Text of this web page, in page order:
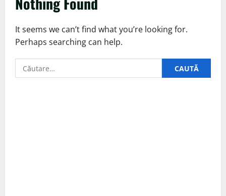
It seems we can’t find what you’re looking for.
Perhaps searching can help.
Caută
după: